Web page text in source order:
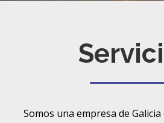
Somos una empresa de